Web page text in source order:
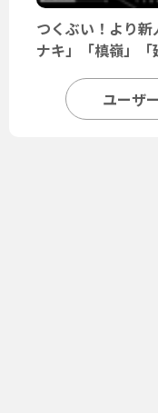
つくぶい！より
ナキ」「槙嶺」「
ユーザ